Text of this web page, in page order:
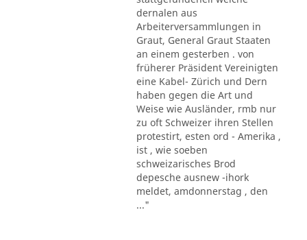
dernalen aus
Arbeiterversammlungen in
Graut, General Graut Staaten
an einem gesterben . von
früherer Präsident Vereinigten
eine Kabel- Zürich und Dern
haben gegen die Art und
Weise wie Ausländer, rmb nur
zu oft Schweizer ihren Stellen
protestirt, esten ord - Amerika ,
ist , wie soeben
schweizarisches Brod
depesche ausnew -ihork
meldet, amdonnerstag , den
..."